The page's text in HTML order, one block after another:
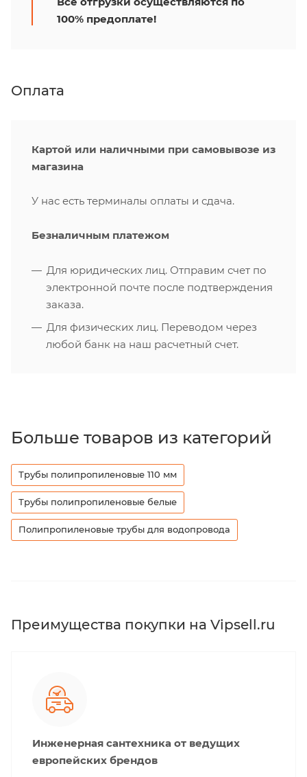
100% предоплате!
Оплата
Картой или наличными при самовывозе из
магазина
У нас есть терминалы оплаты и сдача.
Безналичным платежом
Для юридических лиц. Отправим счет по
электронной почте после подтверждения
заказа.
Для физических лиц. Переводом через
любой банк на наш расчетный счет.
Больше товаров из категорий
Трубы полипропиленовые 110 мм
Трубы полипропиленовые белые
Полипропиленовые трубы для водопровода
Преимущества покупки на Vipsell.ru
Инженерная сантехника от ведущих
европейских брендов